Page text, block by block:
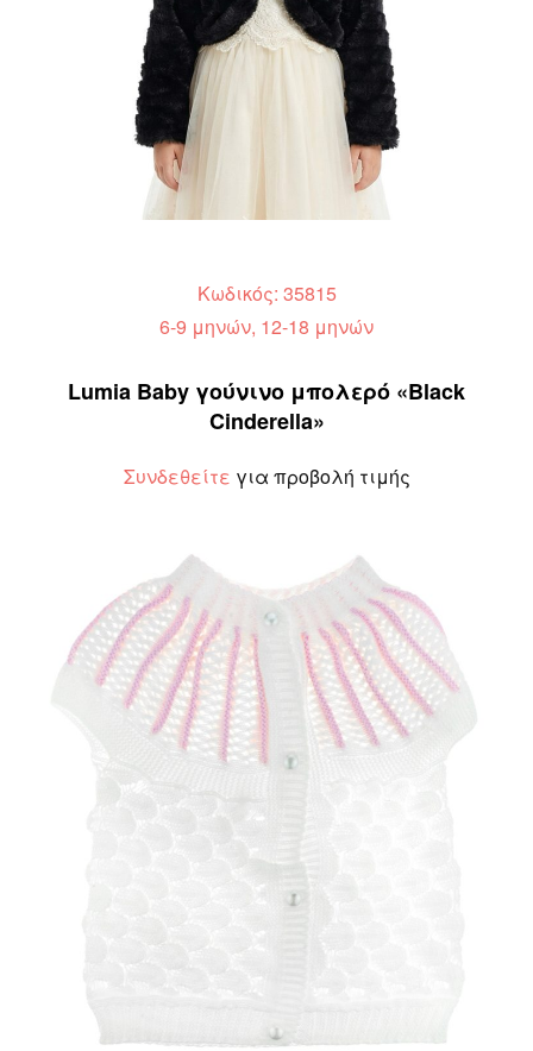
Κωδικός: 35815
6-9 μηνών, 12-18 μηνών
Lumia Baby γούνινο μπολερό «Black
Cinderella»
Συνδεθείτε για προβολή τιμής